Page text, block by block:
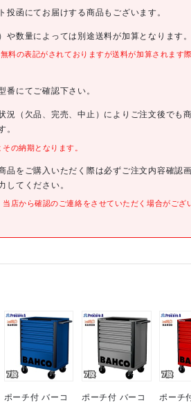
投函にてお届けする商品もございます。
や数量によっては別途送料が加算となります。
料の表記がされておりますが送料が加算されます際
番にてご確認下さい。
況（欠品、完売、中止）によりご注文後でも
。
の納期となります。
品をご購入いただく際は必ずご注文内容確認
してください。
店から確認のご連絡をさせていただく場合がござ
ポーチ付 バーコ
ポーチ付 バーコ
ポーチ